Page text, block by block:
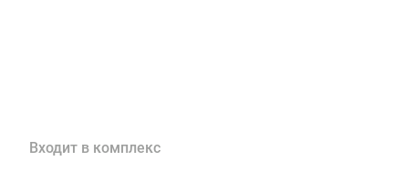
Входит в комплекс